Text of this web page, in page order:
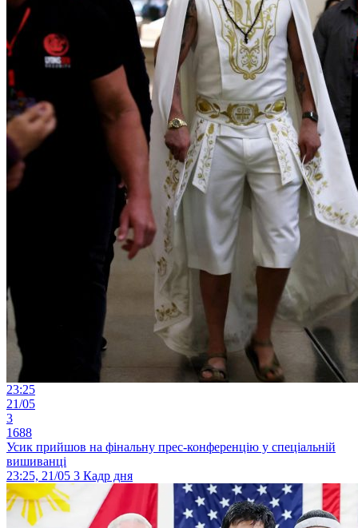
23:25
21/05
3
1688
Усик прийшов на фінальну прес-конференцію у спеціальній
вишиванці
23:25, 21/05 3 Кадр дня